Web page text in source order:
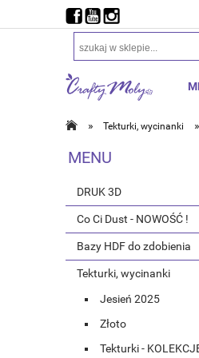
» Tekturki, wycinanki »
MENU
DRUK 3D
Co Ci Dust - NOWOŚĆ !
Bazy HDF do zdobienia
Tekturki, wycinanki
Jesień 2025
Złoto
Tekturki -